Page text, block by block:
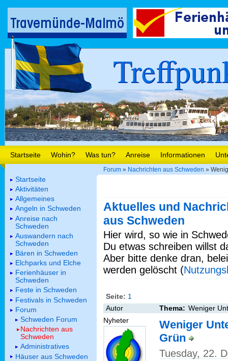
Startseite Wohin? Was tun? Anreise Informationen
Forum » Nachrichten aus Schweden »
Aktuelles und
aus Schweden
Hier wird, so wie in
Du etwas schreiben willst
Aber bitte denke dran,
werden gelöscht (
Seite: 1
Autor
Thema: Weniger
Nyheter
Weniger
Grün
Tuesday, 22.
Startseite
Aktivitäten
Allgemeines
Angeln in Schweden
Anreise nach
Schweden
Auswandern nach
Schweden
Bären in Schweden
Elchparks und Elche
Ferienhäuser in
Schweden
Feste in Schweden
Festivals in Schweden
Forum
Schweden Forum
Nachrichten aus
Schweden
Administratives
Häuser aus Schweden